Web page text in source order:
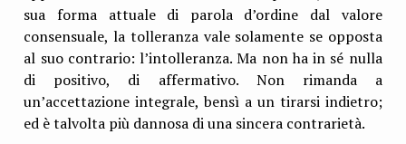
sua forma attuale di parola d’ordine dal valore
consensuale, la tolleranza vale solamente se opposta
al suo contrario: l’intolleranza. Ma non ha in sé nulla
di positivo, di affermativo. Non rimanda a
un’accettazione integrale, bensì a un tirarsi indietro;
ed è talvolta più dannosa di una sincera contrarietà.